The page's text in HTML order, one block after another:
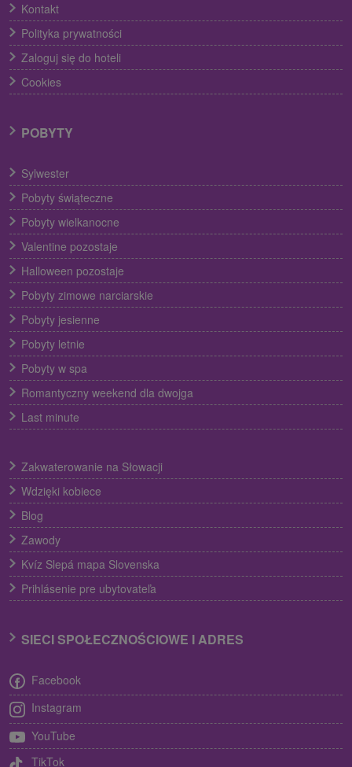
Kontakt
Polityka prywatności
Zaloguj się do hoteli
Cookies
POBYTY
Sylwester
Pobyty świąteczne
Pobyty wielkanocne
Valentine pozostaje
Halloween pozostaje
Pobyty zimowe narciarskie
Pobyty jesienne
Pobyty letnie
Pobyty w spa
Romantyczny weekend dla dwojga
Last minute
Zakwaterowanie na Słowacji
Wdzięki kobiece
Blog
Zawody
Kvíz Slepá mapa Slovenska
Prihlásenie pre ubytovateľa
SIECI SPOŁECZNOŚCIOWE I ADRES
Facebook
Instagram
YouTube
TikTok